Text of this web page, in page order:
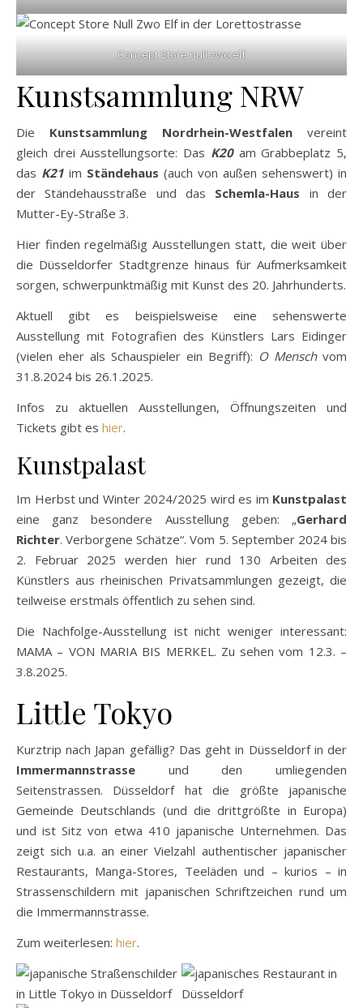
Concept Store null:zwo:elf
Kunstsammlung NRW
Die Kunstsammlung Nordrhein-Westfalen vereint
gleich drei Ausstellungsorte: Das K20am Grabbeplatz 5,
das K21 im Ständehaus (auch von außen sehenswert) in
der Ständehausstraße und das Schemla-Haus in der
Mutter-Ey-Straße 3.
Hier finden regelmäßig Ausstellungen statt, die weit über
die Düsseldorfer Stadtgrenze hinaus für Aufmerksamkeit
sorgen, schwerpunktmäßig mit Kunst des 20. Jahrhunderts.
Aktuell gibt es beispielsweise eine sehenswerte
Ausstellung mit Fotografien des Künstlers Lars Eidinger
(vielen eher als Schauspieler ein Begriff): O Menschvom
31.8.2024 bis 26.1.2025.
Infos zu aktuellen Ausstellungen, Öffnungszeiten und
Tickets gibt es hier.
Kunstpalast
Im Herbst und Winter 2024/2025 wird es im Kunstpalast
eine ganz besondere Ausstellung geben: „Gerhard
Richter. Verborgene Schätze“. Vom 5. September 2024 bis
2. Februar 2025 werden hier rund 130 Arbeiten des
Künstlers aus rheinischen Privatsammlungen gezeigt, die
teilweise erstmals öffentlich zu sehen sind.
Die Nachfolge-Ausstellung ist nicht weniger interessant:
MAMA – VON MARIA BIS MERKEL. Zu sehen vom 12.3. –
3.8.2025.
Little Tokyo
Kurztrip nach Japan gefällig? Das geht in Düsseldorf in der
Immermannstrasse und den umliegenden
Seitenstrassen. Düsseldorf hat die größte japanische
Gemeinde Deutschlands (und die drittgrößte in Europa)
und ist Sitz von etwa 410 japanische Unternehmen. Das
zeigt sich u.a. an einer Vielzahl authentischer japanischer
Restaurants, Manga-Stores, Teeläden und – kurios – in
Strassenschildern mit japanischen Schriftzeichen rund um
die Immermannstrasse.
Zum weiterlesen: hier.